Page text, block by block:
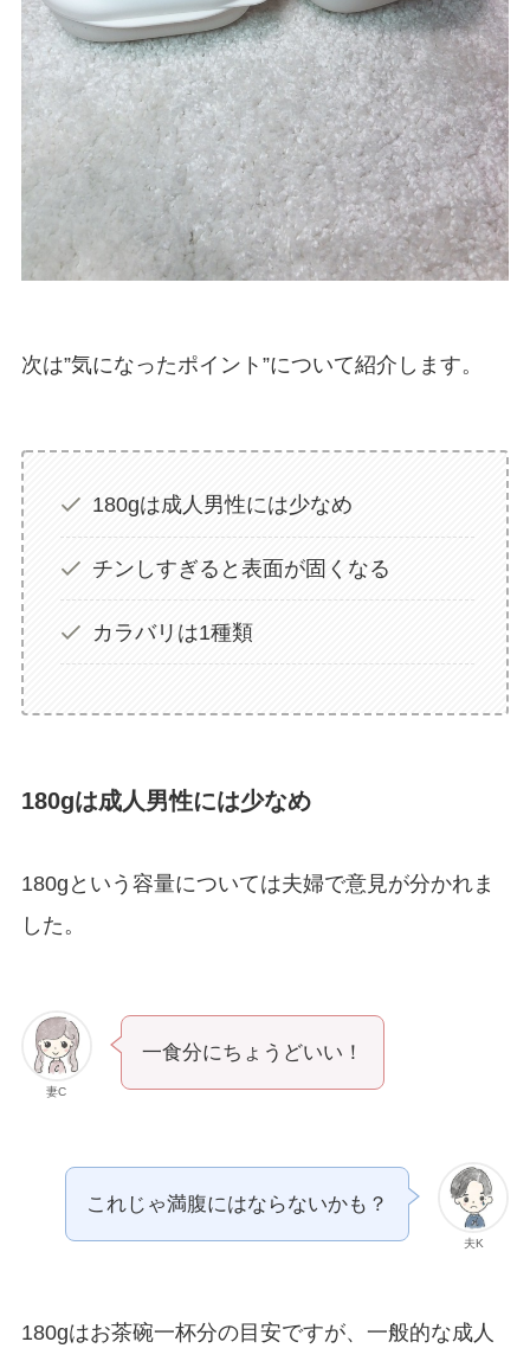
次は”気になったポイント”について紹介します。
180gは成人男性には少なめ
チンしすぎると表面が固くなる
カラバリは1種類
180gは成人男性には少なめ
180gという容量については夫婦で意見が分かれま
した。
妻C
一食分にちょうどいい！
夫K
これじゃ満腹にはならないかも？
180gはお茶碗一杯分の目安ですが、一般的な成人